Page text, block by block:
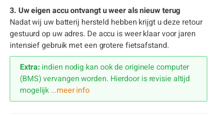
3. Uw eigen accu ontvangt u weer als nieuw terug
Nadat wij uw batterij hersteld hebben krijgt u deze retour
gestuurd op uw adres. De accu is weer klaar voor jaren
intensief gebruik met een grotere fietsafstand.
Extra: indien nodig kan ook de originele computer
(BMS) vervangen worden. Hierdoor is revisie altijd
mogelijk ...meer info